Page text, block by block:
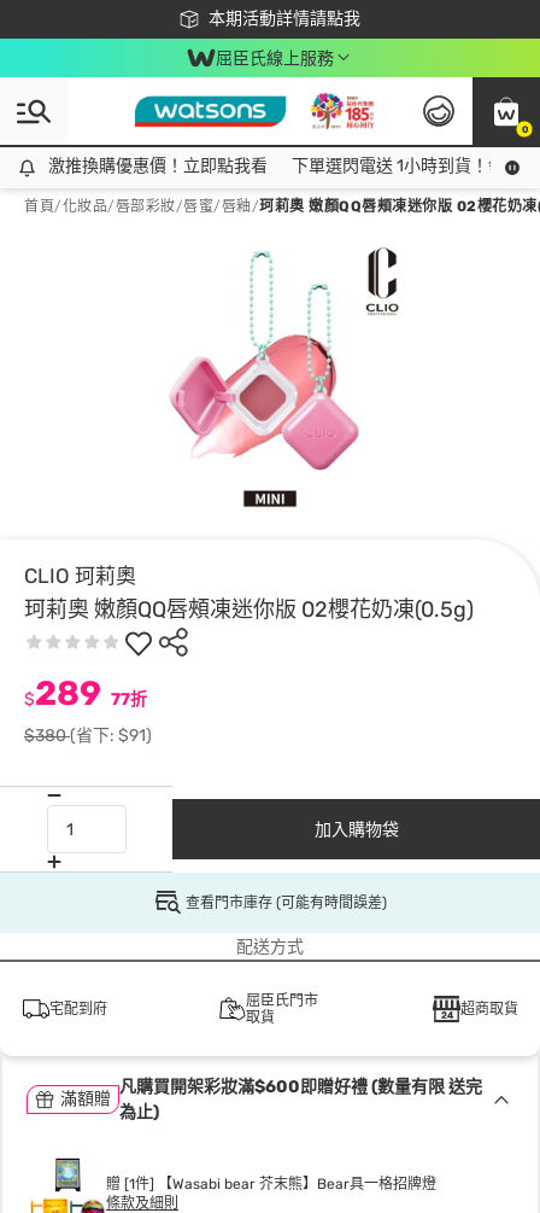
本期活動詳情請點我
下載app最高回饋$350
屈臣氏線上服務
0
激推換購優惠價！立即點我看
激推換購優惠價！立即點我看 下單選閃電送 1小時到貨！領神
首頁/化妝品/唇部彩妝/唇蜜/唇釉/珂莉奧 嫩顏QQ唇頰凍迷你版 02櫻花奶
CLIO 珂莉奧
珂莉奧 嫩顏QQ唇頰凍迷你版 02櫻花奶凍(0.5g)
$289 77折
$380(省下: $91)
加入購物袋
查看門市庫存 (可能有時間誤差)
配送方式
宅配到府
屈臣氏門市
取貨
超商取貨
滿額贈
凡購買開架彩妝滿$600即贈好禮 (數量有限 送完
為止)
贈 [1件] 【Wasabi bear 芥末熊】Bear具一格招牌燈
條款及細則